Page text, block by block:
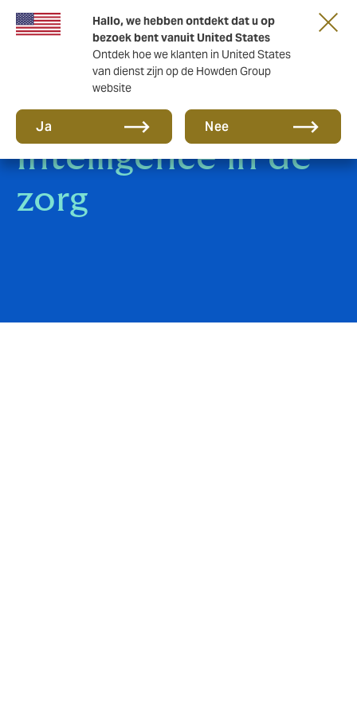
Hallo, we hebben ontdekt dat u op
bezoek bent vanuit United States
Ontdek hoe we klanten in United States
van dienst zijn op de Howden Group
website
Ja Nee
E-Paper: Artificial
Intelligence in de
zorg